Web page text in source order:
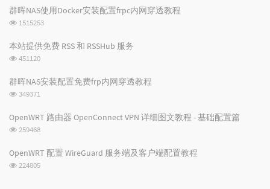
文
评
群晖NAS使用Docker安装配置frpc内网穿透教程
浏
次
数:
1515253
本站提供免费 RSS 和 RSSHub 服务
浏
次
数:
451120
群晖NAS安装配置免费frp内网穿透教程
浏
次
数:
349371
OpenWRT 路由器 OpenConnect VPN 详细图文教程 - 基础配置篇
浏
次
数:
259468
OpenWRT 配置 WireGuard 服务端及客户端配置教程
浏
224805